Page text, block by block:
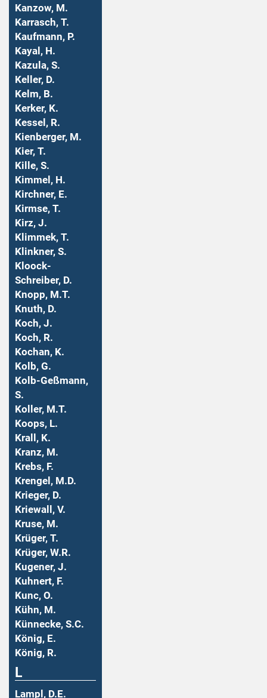
Kanzow, M.
Karrasch, T.
Kaufmann, P.
Kayal, H.
Kazula, S.
Keller, D.
Kelm, B.
Kerker, K.
Kessel, R.
Kienberger, M.
Kier, T.
Kille, S.
Kimmel, H.
Kirchner, E.
Kirmse, T.
Kirz, J.
Klimmek, T.
Klinkner, S.
Kloock-
Schreiber, D.
Knopp, M.T.
Knuth, D.
Koch, J.
Koch, R.
Kochan, K.
Kolb, G.
Kolb-Geßmann,
S.
Koller, M.T.
Koops, L.
Krall, K.
Kranz, M.
Krebs, F.
Krengel, M.D.
Krieger, D.
Kriewall, V.
Kruse, M.
Krüger, T.
Krüger, W.R.
Kugener, J.
Kuhnert, F.
Kunc, O.
Kühn, M.
Künnecke, S.C.
König, E.
König, R.
L
Lampl, D.E.